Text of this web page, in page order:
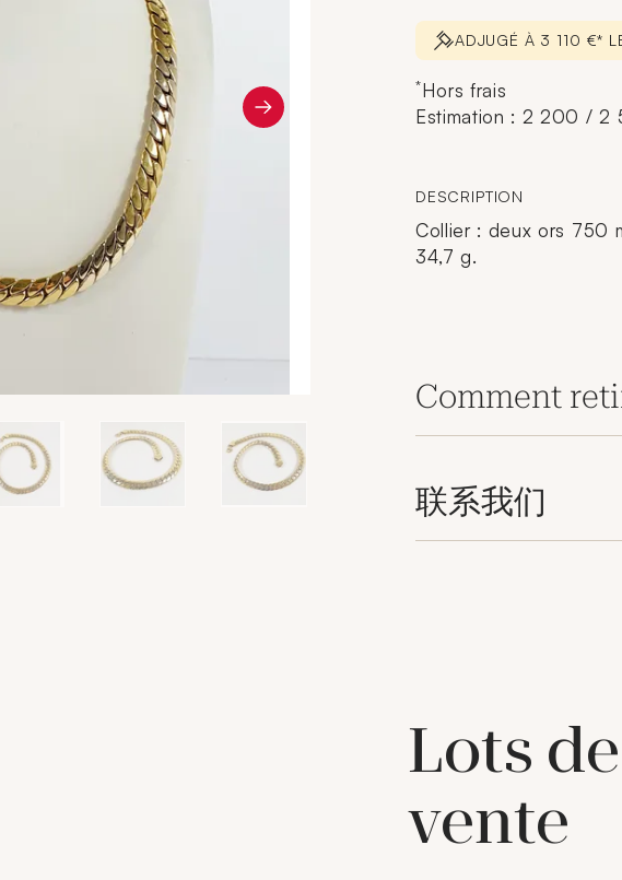
ADJUGÉ À 3 110 €*
*Hors frais
Estimation : 2 200 / 2
DESCRIPTION
Collier : deux ors 750
34,7 g.
Comment
联系我们
Lots
vente